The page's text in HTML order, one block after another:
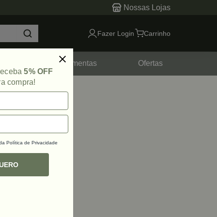
Nossas Lojas
Fazer Login Carrinho
Ferramentas
Ofertas
5% OFF
compra!
Política de Privacidade